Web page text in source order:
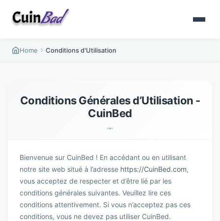
Home Conditions d'Utilisation
Conditions Générales d’Utilisation -
CuinBed
Bienvenue sur CuinBed ! En accédant ou en utilisant
notre site web situé à l’adresse https://CuinBed.com,
vous acceptez de respecter et d’être lié par les
conditions générales suivantes. Veuillez lire ces
conditions attentivement. Si vous n’acceptez pas ces
conditions, vous ne devez pas utiliser CuinBed.